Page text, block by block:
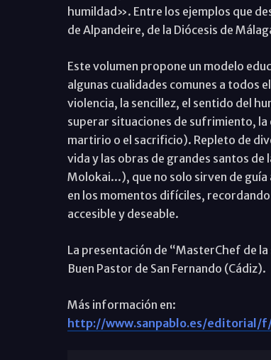
humildad». Entre los ejemplos que
de Alpandeire, de la Diócesis de
Este volumen propone un modelo
algunas cualidades comunes a todos
violencia, la sencillez, el sentido del
superar situaciones de sufrimiento, la
martirio o el sacrificio). Repleto de
vida y las obras de grandes santos de
Molokai...), que no solo sirven de
en los momentos difíciles, recordando
accesible y deseable.
La presentación de “MasterChef de
Buen Pastor de San Fernando (Cádiz).
Más información en:
http://www.sanpablo.es/